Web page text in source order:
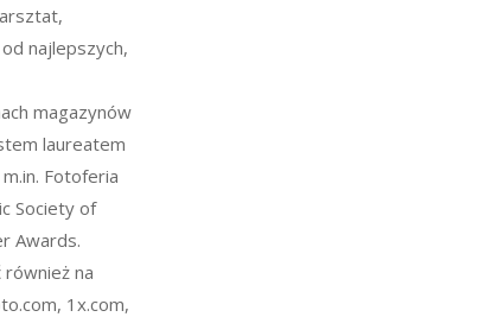
najlepszych,
magazynów
laureatem
Fotoferia
Society of
Awards.
na
1x.com,